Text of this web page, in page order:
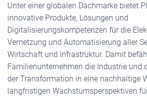
Unter einer globalen Dachmarke bietet
innovative Produkte, Lösungen und
Digitalisierungskompetenzen für die
Vernetzung und Automatisierung aller
Wirtschaft und Infrastruktur. Damit
Familienunternehmen die Industrie und
der Transformation in eine nachhaltige
langfristigen Wachstumsperspektiven